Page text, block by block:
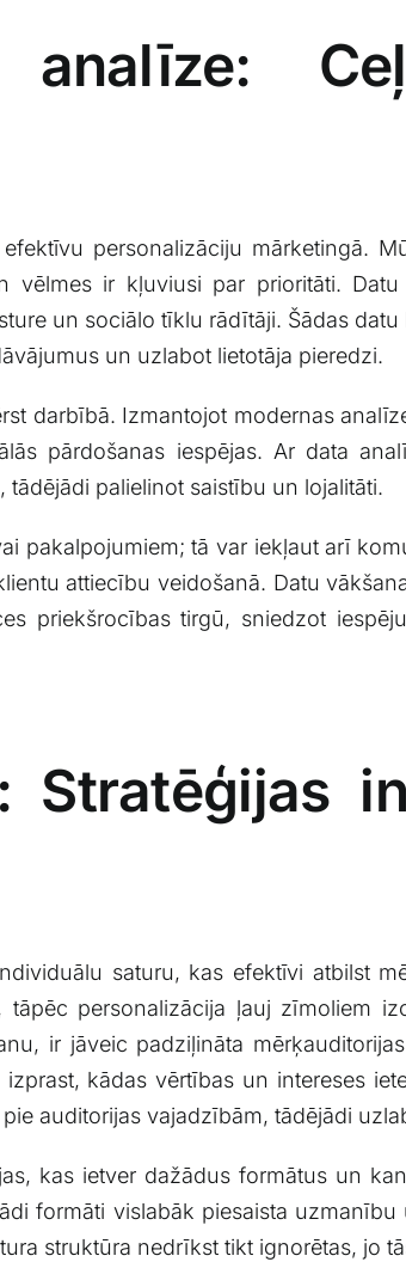
personalizāciju mārketingā.
vēlmes ir kļuviusi‍ par prioritāti.
un sociālo ⁤tīklu rādītāji. Šādas
un​ uzlabot lietotāja pieredzi.
darbībā. Izmantojot modernas
pārdošanas iespējas. Ar data
palielinot⁢ saistību un ‌lojalitāti.
pakalpojumiem; ⁤tā var‌ iekļaut arī
attiecību ⁤veidošanā. Datu
priekšrocības tirgū, sniedzot​
Stratēģijas
saturu, kas ⁣efektīvi atbilst
personalizācija​ ļauj zīmoliem
ir jāveic padziļināta
kādas vērtības⁤ un intereses
auditorijas vajadzībām, tādējādi
kas ietver dažādus formātus un
formāti vislabāk piesaista
struktūra⁤ nedrīkst tikt ignorētas, ​jo